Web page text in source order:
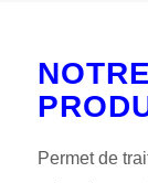
Permet de